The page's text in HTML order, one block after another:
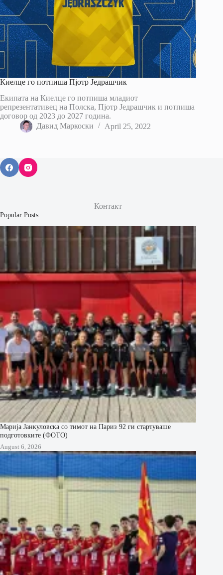
Киелце го потпиша Пјотр Једрашчик
Екипата на Киелце го потпиша младиот
репрезентативец на Полска, Пјотр Једрашчик и потпиша
договор од 2023 до 2027 година.
Давид Маркоски
April 25, 2022
Контакт
Popular Posts
Марија Јанкуловска со тимот на Париз 92 ги стартуваше
подготовките (ФОТО)
August 6, 2026